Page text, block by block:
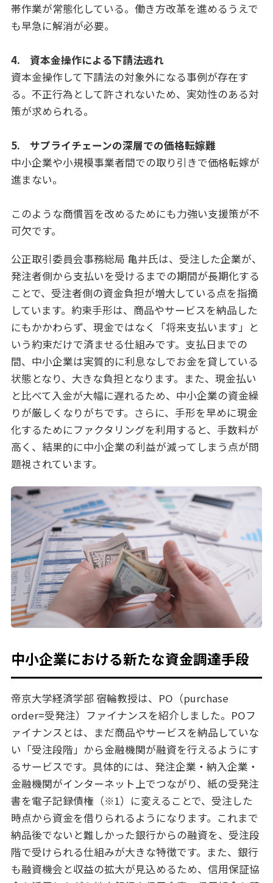
帯作業が常態化している。働き方改革を進めるうえで
も早急に解消が必要。
4. 資本金操作による下請法逃れ
資本金操作して下請法の対象外になる事例が存在す
る。不正行為として許されないため、実効性のある対
策が求められる。
5. サプライチェーンの深層での価格転嫁難
中小企業や小規模事業者間での取り引きで価格転嫁が
進まない。
このような商慣習を改めるためにも力強い支援策が不
可欠です。
公正取引委員会事務総局 亀井氏は、受注した企業が、
発注者側から支払いを受けるまでの期間が長期化する
ことで、受注者側の資金負担が増大している点を指摘
しています。約束手形は、商品やサービスを納品した
にもかかわらず、現金ではなく「将来支払います」と
いう約束だけで済ませる仕組みです。支払日までの
間、中小企業は実質的に利息なしでお金を貸している
状態となり、大きな負担となります。また、現金払い
と比べて入金が大幅に遅れるため、中小企業の資金繰
りが厳しくなりがちです。さらに、手形を早めに現金
化するためにファクタリングを利用すると、手数料が
高く、結果的に中小企業の利益が減ってしまう点が問
題視されています。
中小企業における新たな資金調達手段
帝京大学経済学部 宿輪教授は、PO（purchase
order=受発注）ファイナンスを紹介しました。POフ
ァイナンスとは、まだ商品やサービスを納品していな
い「受注段階」から金融機関が融資を行えるようにす
るサービスです。具体的には、発注企業・納入企業・
金融機関がインターネット上でつながり、紙の受発注
書を電子記録債権（※1）に変えることで、受注した
時点から資金を借りられるようになります。これまで
納品後でないと難しかった銀行からの融資を、受注段
階で受けられる仕組みが大きな特徴です。また、銀行
も融資機会と収益の拡大が見込めるため、信用保証協